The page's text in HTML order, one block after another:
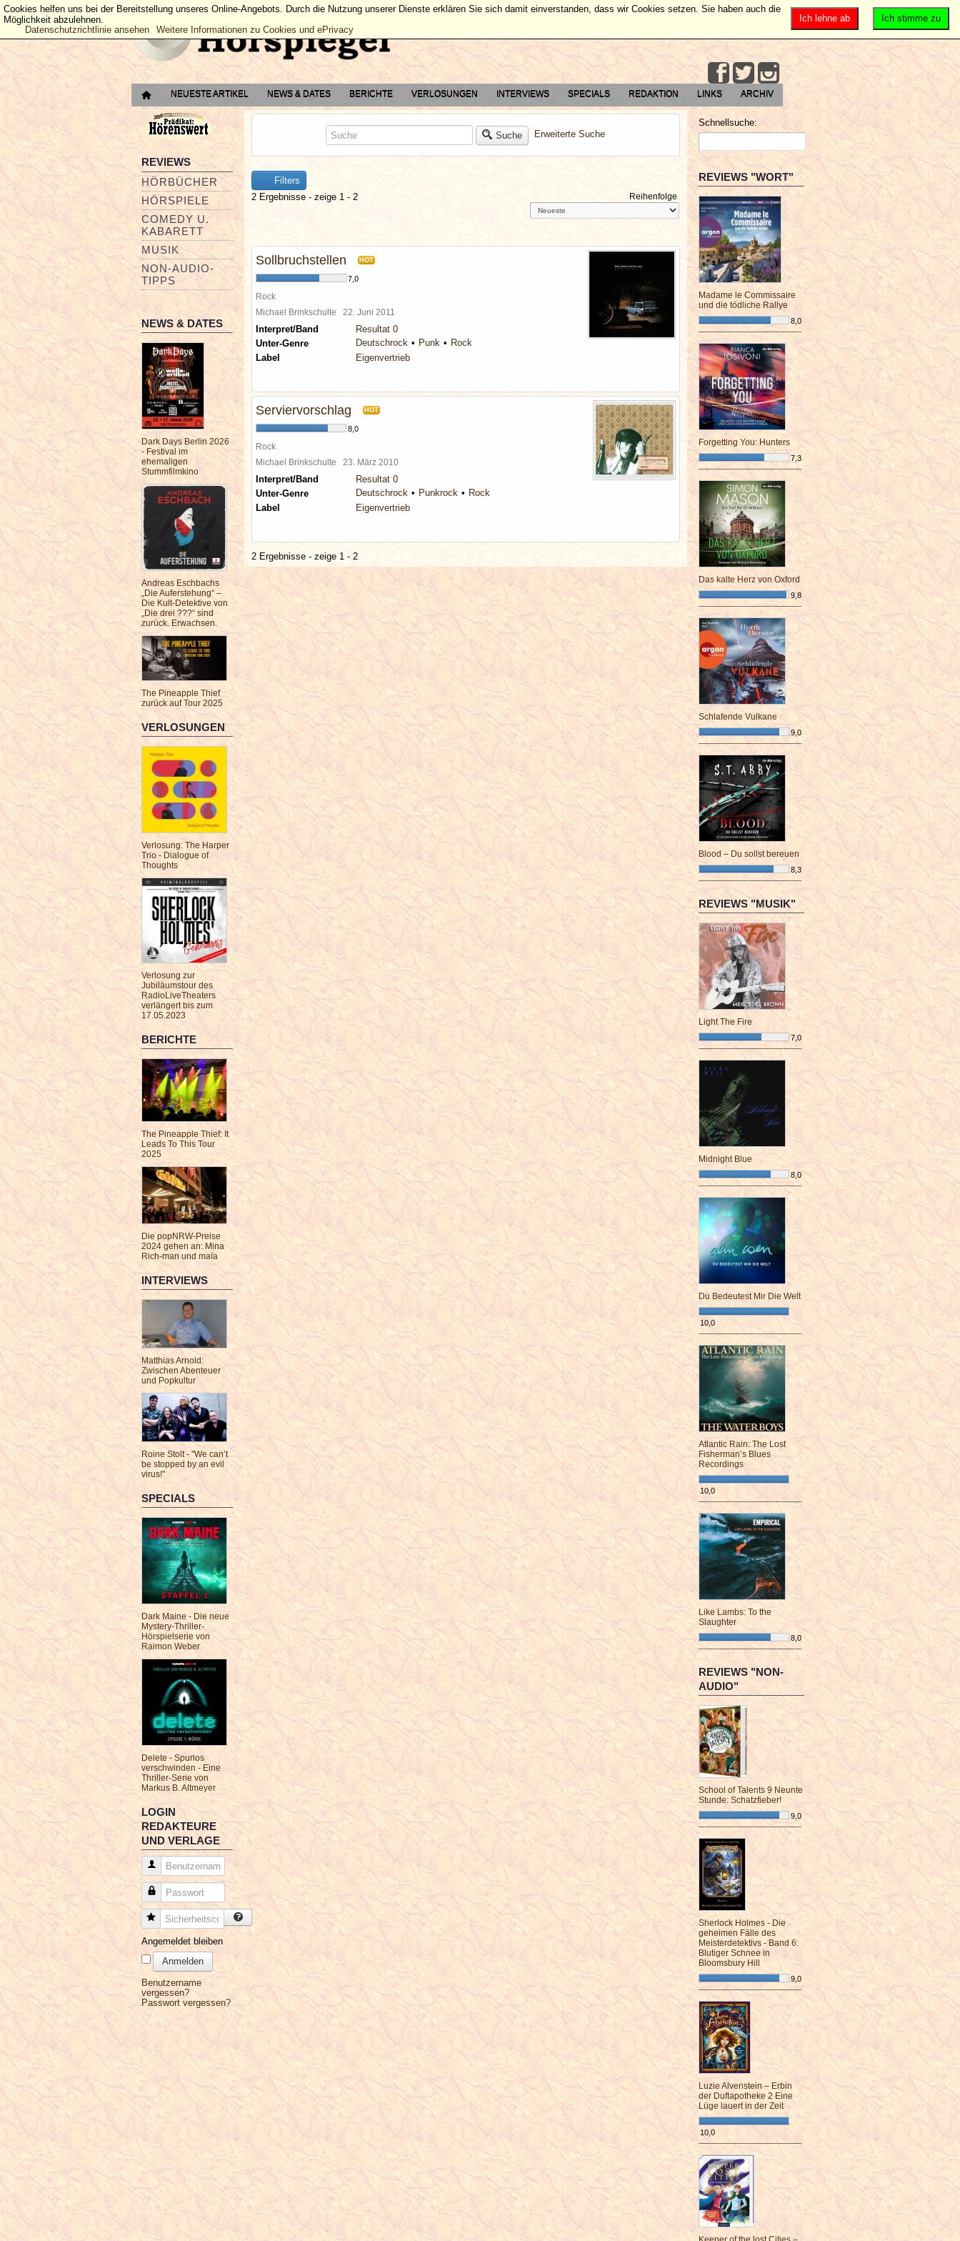
NEUESTE ARTIKEL NEWS & DATES BERICHTE VERLOSUNGEN INTERVIEWS SPECIALS REDAKTION LINKS ARCHIV
REVIEWS
HÖRBÜCHER
HÖRSPIELE
COMEDY U.
KABARETT
MUSIK
NON-AUDIO-
TIPPS
NEWS & DATES
Dark Days Berlin 2026
- Festival im
ehemaligen
Stummfilmkino
Andreas Eschbachs
„Die Auferstehung“ –
Die Kult-Detektive von
„Die drei ???“ sind
zurück. Erwachsen.
The Pineapple Thief
zurück auf Tour 2025
VERLOSUNGEN
Verlosung: The Harper
Trio - Dialogue of
Thoughts
Verlosung zur
Jubiläumstour des
RadioLiveTheaters
verlängert bis zum
17.05.2023
BERICHTE
The Pineapple Thief: It
Leads To This Tour
2025
Die popNRW-Preise
2024 gehen an: Mina
Rich-man und maïa
INTERVIEWS
Matthias Arnold:
Zwischen Abenteuer
und Popkultur
Roine Stolt - "We can’t
be stopped by an evil
virus!"
SPECIALS
Dark Maine - Die neue
Mystery-Thriller-
Hörspielserie von
Raimon Weber
Delete - Spurlos
verschwinden - Eine
Thriller-Serie von
Markus B. Altmeyer
LOGIN
REDAKTEURE
UND VERLAGE
Benutzername
Passwort
Sicherheitscode
Angemeldet bleiben
Anmelden
Benutzername
vergessen?
Passwort vergessen?
Suche Erweiterte Suche
Filters
2 Ergebnisse - zeige 1 - 2
Reihenfolge
Sollbruchstellen HOT
7,0
Rock
Michael Brinkschulte 22. Juni 2011
Interpret/Band
Resultat 0
Unter-Genre
Deutschrock Punk
Rock
Label
Eigenvertrieb
Serviervorschlag HOT
8,0
Rock
Michael Brinkschulte 23. März 2010
Interpret/Band
Resultat 0
Unter-Genre
Deutschrock Punkrock
Rock
Label
Eigenvertrieb
2 Ergebnisse - zeige 1 - 2
Schnellsuche:
REVIEWS "WORT"
Madame le Commissaire
und die tödliche Rallye
8,0
¯¯¯¯¯¯¯¯¯¯¯¯¯¯¯¯¯¯¯¯¯¯¯¯
Forgetting You: Hunters
7,3
¯¯¯¯¯¯¯¯¯¯¯¯¯¯¯¯¯¯¯¯¯¯¯¯
Das kalte Herz von Oxford
9,8
¯¯¯¯¯¯¯¯¯¯¯¯¯¯¯¯¯¯¯¯¯¯¯¯
Schlafende Vulkane
9,0
¯¯¯¯¯¯¯¯¯¯¯¯¯¯¯¯¯¯¯¯¯¯¯¯
Blood – Du sollst bereuen
8,3
¯¯¯¯¯¯¯¯¯¯¯¯¯¯¯¯¯¯¯¯¯¯¯¯
REVIEWS "MUSIK"
Light The Fire
7,0
¯¯¯¯¯¯¯¯¯¯¯¯¯¯¯¯¯¯¯¯¯¯¯¯
Midnight Blue
8,0
¯¯¯¯¯¯¯¯¯¯¯¯¯¯¯¯¯¯¯¯¯¯¯¯
Du Bedeutest Mir Die Welt
10,0
¯¯¯¯¯¯¯¯¯¯¯¯¯¯¯¯¯¯¯¯¯¯¯¯
Atlantic Rain: The Lost
Fisherman’s Blues
Recordings
10,0
¯¯¯¯¯¯¯¯¯¯¯¯¯¯¯¯¯¯¯¯¯¯¯¯
Like Lambs: To the
Slaughter
8,0
¯¯¯¯¯¯¯¯¯¯¯¯¯¯¯¯¯¯¯¯¯¯¯¯
REVIEWS "NON-
AUDIO"
School of Talents 9 Neunte
Stunde: Schatzfieber!
9,0
¯¯¯¯¯¯¯¯¯¯¯¯¯¯¯¯¯¯¯¯¯¯¯¯
Sherlock Holmes - Die
geheimen Fälle des
Meisterdetektivs - Band 6:
Blutiger Schnee in
Bloomsbury Hill
9,0
¯¯¯¯¯¯¯¯¯¯¯¯¯¯¯¯¯¯¯¯¯¯¯¯
Luzie Alvenstein – Erbin
der Duftapotheke 2 Eine
Lüge lauert in der Zeit
10,0
¯¯¯¯¯¯¯¯¯¯¯¯¯¯¯¯¯¯¯¯¯¯¯¯
Ich stimme zu
Ich lehne ab
Cookies helfen uns bei der Bereitstellung unseres Online-Angebots. Durch die Nutzung unserer Dienste erklären Sie sich damit einverstanden, dass wir Cookies setzen. Sie haben auch die
Möglichkeit abzulehnen.
Datenschutzrichtlinie ansehen
Weitere Informationen zu Cookies und ePrivacy